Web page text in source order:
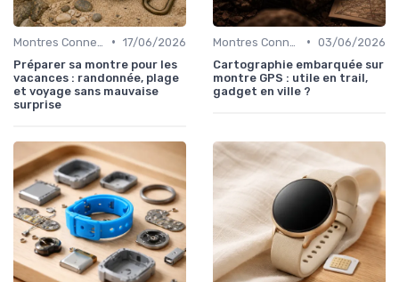
• 17/06/2026
Préparer sa montre pour les
vacances : randonnée, plage
et voyage sans mauvaise
surprise
• 03/06/2026
Cartographie embarquée sur
montre GPS : utile en trail,
gadget en ville ?